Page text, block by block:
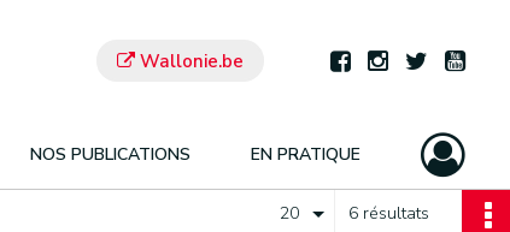
Wallonie.be
NOS PUBLICATIONS EN PRATIQUE
6 résultats
20